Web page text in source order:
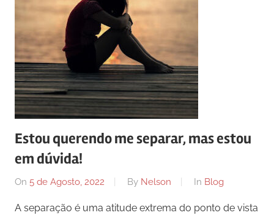
Estou querendo me separar, mas estou
em dúvida!
On 5 de Agosto, 2022 By Nelson In Blog
A separação é uma atitude extrema do ponto de vista